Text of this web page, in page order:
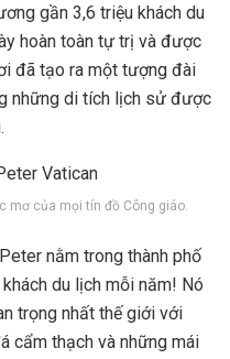
gần 3,6 triệu khách du
hoàn toàn tự trị và được
đã tạo ra một tượng đài
những di tích lịch sử được
mơ của mọi tín đồ Công giáo.
nằm trong thành phố
du lịch mỗi năm! Nó
trọng nhất thế giới với
cẩm thạch và những mái